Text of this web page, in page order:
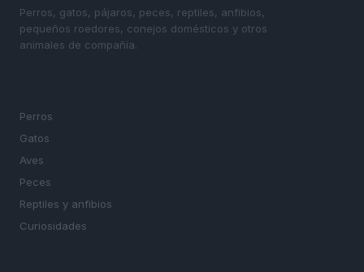
Perros, gatos, pájaros, peces, reptiles, anfibios,
pequeños roedores, conejos domésticos y otros
animales de compañía.
Perros
Gatos
Aves
Peces
Reptiles y anfibios
Curiosidades